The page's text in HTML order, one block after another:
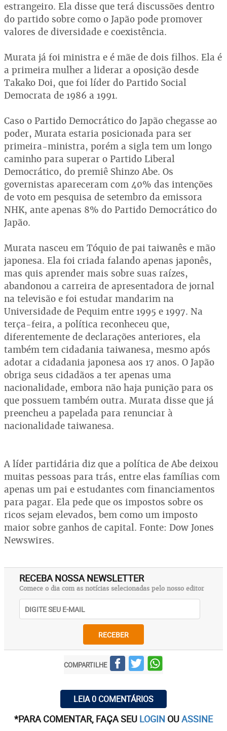
estrangeiro. Ela disse que terá discussões dentro
do partido sobre como o Japão pode promover
valores de diversidade e coexistência.
Murata já foi ministra e é mãe de dois filhos. Ela é
a primeira mulher a liderar a oposição desde
Takako Doi, que foi líder do Partido Social
Democrata de 1986 a 1991.
Caso o Partido Democrático do Japão chegasse ao
poder, Murata estaria posicionada para ser
primeira-ministra, porém a sigla tem um longo
caminho para superar o Partido Liberal
Democrático, do premiê Shinzo Abe. Os
governistas apareceram com 40% das intenções
de voto em pesquisa de setembro da emissora
NHK, ante apenas 8% do Partido Democrático do
Japão.
Murata nasceu em Tóquio de pai taiwanês e mão
japonesa. Ela foi criada falando apenas japonês,
mas quis aprender mais sobre suas raízes,
abandonou a carreira de apresentadora de jornal
na televisão e foi estudar mandarim na
Universidade de Pequim entre 1995 e 1997. Na
terça-feira, a política reconheceu que,
diferentemente de declarações anteriores, ela
também tem cidadania taiwanesa, mesmo após
adotar a cidadania japonesa aos 17 anos. O Japão
obriga seus cidadãos a ter apenas uma
nacionalidade, embora não haja punição para os
que possuem também outra. Murata disse que já
preencheu a papelada para renunciar à
nacionalidade taiwanesa.
A líder partidária diz que a política de Abe deixou
muitas pessoas para trás, entre elas famílias com
apenas um pai e estudantes com financiamentos
para pagar. Ela pede que os impostos sobre os
ricos sejam elevados, bem como um imposto
maior sobre ganhos de capital. Fonte: Dow Jones
Newswires.
RECEBA NOSSA NEWSLETTER
Comece o dia com as notícias selecionadas pelo nosso editor
RECEBER
COMPARTILHE
LEIA 0 COMENTÁRIOS
*PARA COMENTAR, FAÇA SEU LOGIN OUASSINE